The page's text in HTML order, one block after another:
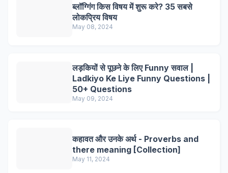
ब्लॉग्गिंग किस विषय में शुरू करे? 35 सबसे
लोकप्रिय विषय
May 08, 2024
लड़कियों से पूछने के लिए Funny सवाल |
Ladkiyo Ke Liye Funny Questions |
50+ Questions
May 09, 2024
कहावत और उनके अर्थ - Proverbs and
there meaning [Collection]
May 11, 2024